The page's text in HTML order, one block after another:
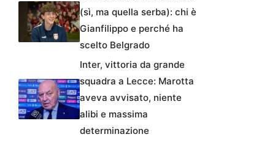
(sì, ma quella serba): chi è
Gianfilippo e perché ha
scelto Belgrado
Inter, vittoria da grande
squadra a Lecce: Marotta
aveva avvisato, niente
alibi e massima
determinazione